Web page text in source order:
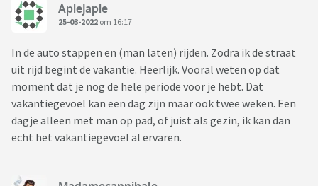
Apiejapie
25-03-2022 om 16:17
In de auto stappen en (man laten) rijden. Zodra ik de straat
uit rijd begint de vakantie. Heerlijk. Vooral weten op dat
moment dat je nog de hele periode voor je hebt. Dat
vakantiegevoel kan een dag zijn maar ook twee weken. Een
dagje alleen met man op pad, of juist als gezin, ik kan dan
echt het vakantiegevoel al ervaren.